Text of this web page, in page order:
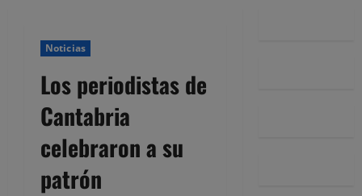
Noticias
Los periodistas de
Cantabria
celebraron a su
patrón